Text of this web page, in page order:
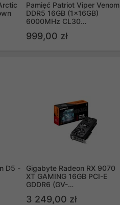
Pamięć Patriot Viper Venom
DDR5 16GB (1x16GB)
6000MHz CL30
999,00 zł
D5 -
Gigabyte Radeon RX 9070
XT GAMING 16GB PCI-E
GDDR6 (GV-
3 249,00 zł